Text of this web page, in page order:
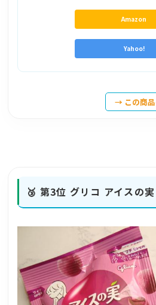
Amazon
Yahoo!
→ この商品
🥉 第3位 グリコ アイスの